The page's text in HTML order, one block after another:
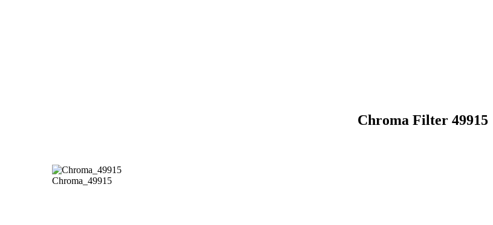
Chroma Filter 49915
Chroma_49915